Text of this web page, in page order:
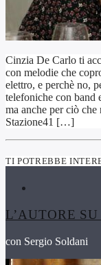
Cinzia De Carlo ti
con melodie che
elettro, e perchè no,
telefoniche con band
ma anche per ciò
Stazione41 […]
TI POTREBBE
L’AUTORE
con Sergio Soldani